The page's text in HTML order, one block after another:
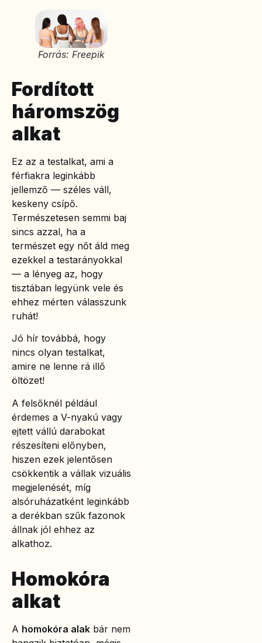
Forrás: Freepik
Fordított
háromszög
alkat
Ez az a testalkat, ami a
férfiakra leginkább
jellemző — széles váll,
keskeny csípő.
Természetesen semmi baj
sincs azzal, ha a
természet egy nőt áld meg
ezekkel a testarányokkal
— a lényeg az, hogy
tisztában legyünk vele és
ehhez mérten válasszunk
ruhát!
Jó hír továbbá, hogy
nincs olyan testalkat,
amire ne lenne rá illő
öltözet!
A felsőknél például
érdemes a V-nyakú vagy
ejtett vállú darabokat
részesíteni előnyben,
hiszen ezek jelentősen
csökkentik a vállak vizuális
megjelenését, míg
alsóruházatként leginkább
a derékban szűk fazonok
állnak jól ehhez az
alkathoz.
Homokóra
alkat
A homokóra alak bár nem